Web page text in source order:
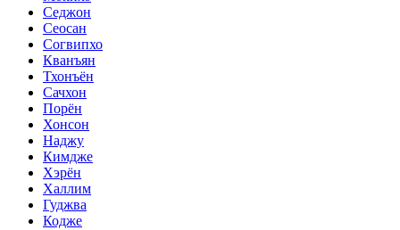
Седжон
Сеосан
Согвипхо
Кванъян
Тхонъён
Сачхон
Порён
Хонсон
Наджу
Кимдже
Хэрён
Халлим
Гуджва
Кодже